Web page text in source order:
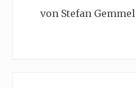
von Stefan Gemmel